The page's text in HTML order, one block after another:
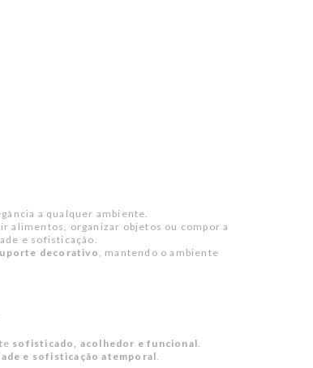
a qualquer ambiente.
alimentos, organizar objetos ou compor a
e sofisticação.
decorativo, mantendo o ambiente
sofisticado, acolhedor e funcional.
e sofisticação atemporal.